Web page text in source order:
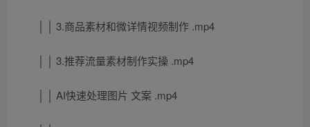
│ │ 3.商品素材和微详情视频制作 .mp4
│ │ 3.推荐流量素材制作实操 .mp4
│ │ AI快速处理图片 文案 .mp4